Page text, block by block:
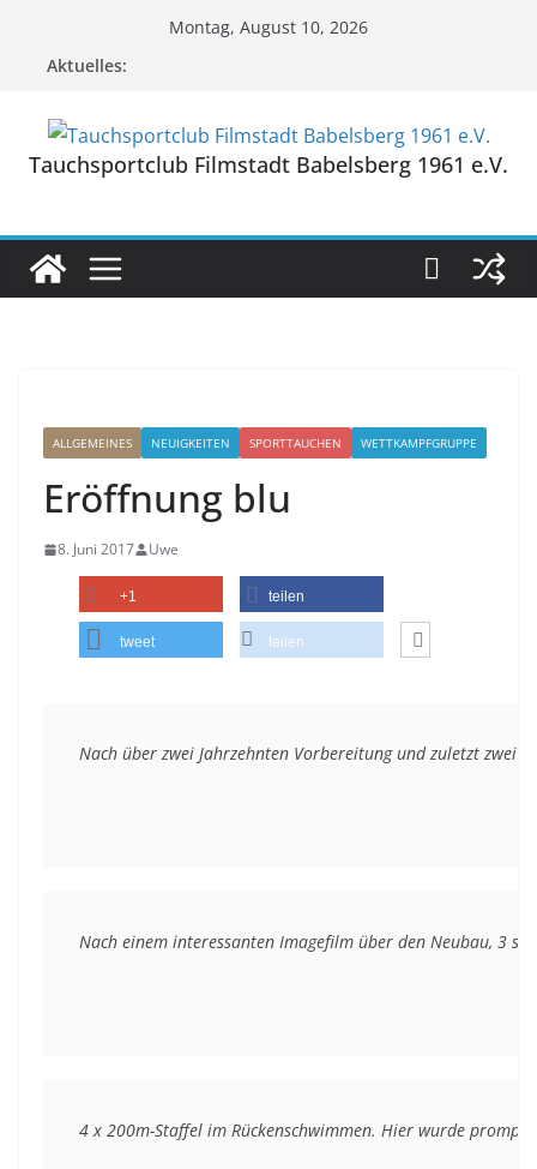
Montag, August 10, 2026
Aktuelles:
Tauchsportclub Filmstadt Babelsberg 1961 e.V.
ALLGEMEINES NEUIGKEITEN SPORTTAUCHEN WETTKAMPFGRUPPE
Eröffnung blu
8. Juni 2017 Uwe
+1 teilen
tweet teilen
Nach über zwei Jahrzehnten Vorbereitung und zuletzt zwei
Nach einem interessanten Imagefilm über den Neubau, 3
4 x 200m-Staffel im Rückenschwimmen. Hier wurde prompt